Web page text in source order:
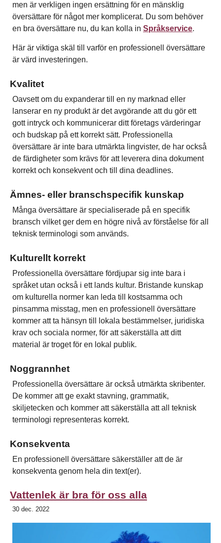
men är verkligen ingen ersättning för en mänsklig
översättare för något mer komplicerat. Du som behöver
en bra översättare nu, du kan kolla in Språkservice.
Här är viktiga skäl till varför en professionell översättare
är värd investeringen.
Kvalitet
Oavsett om du expanderar till en ny marknad eller
lanserar en ny produkt är det avgörande att du gör ett
gott intryck och kommunicerar ditt företags värderingar
och budskap på ett korrekt sätt. Professionella
översättare är inte bara utmärkta lingvister, de har också
de färdigheter som krävs för att leverera dina dokument
korrekt och konsekvent och till dina deadlines.
Ämnes- eller branschspecifik kunskap
Många översättare är specialiserade på en specifik
bransch vilket ger dem en högre nivå av förståelse för all
teknisk terminologi som används.
Kulturellt korrekt
Professionella översättare fördjupar sig inte bara i
språket utan också i ett lands kultur. Bristande kunskap
om kulturella normer kan leda till kostsamma och
pinsamma misstag, men en professionell översättare
kommer att ta hänsyn till lokala bestämmelser, juridiska
krav och sociala normer, för att säkerställa att ditt
material är troget för en lokal publik.
Noggrannhet
Professionella översättare är också utmärkta skribenter.
De kommer att ge exakt stavning, grammatik,
skiljetecken och kommer att säkerställa att all teknisk
terminologi representeras korrekt.
Konsekventa
En professionell översättare säkerställer att de är
konsekventa genom hela din text(er).
Vattenlek är bra för oss alla
30 dec. 2022